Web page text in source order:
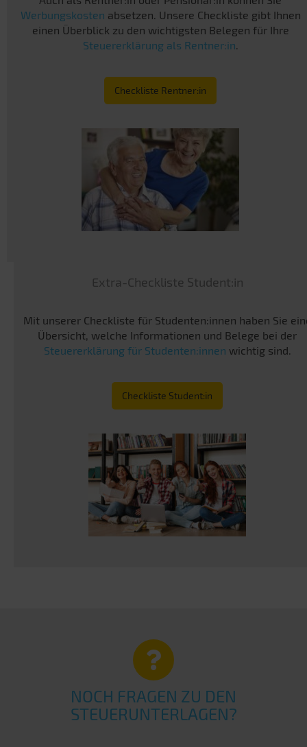
Werbungskosten absetzen. Unsere Checkliste gibt Ihnen
einen Überblick zu den wichtigsten Belegen für Ihre
Steuererklärung als Rentner:in.
Checkliste Rentner:in
Extra-Checkliste Student:in
Mit unserer Checkliste für Studenten:innen haben Sie
Übersicht, welche Informationen und Belege bei der
Steuererklärung für Studenten:innen wichtig sind.
Checkliste Student:in
NOCH FRAGEN ZU DEN
STEUERUNTERLAGEN?